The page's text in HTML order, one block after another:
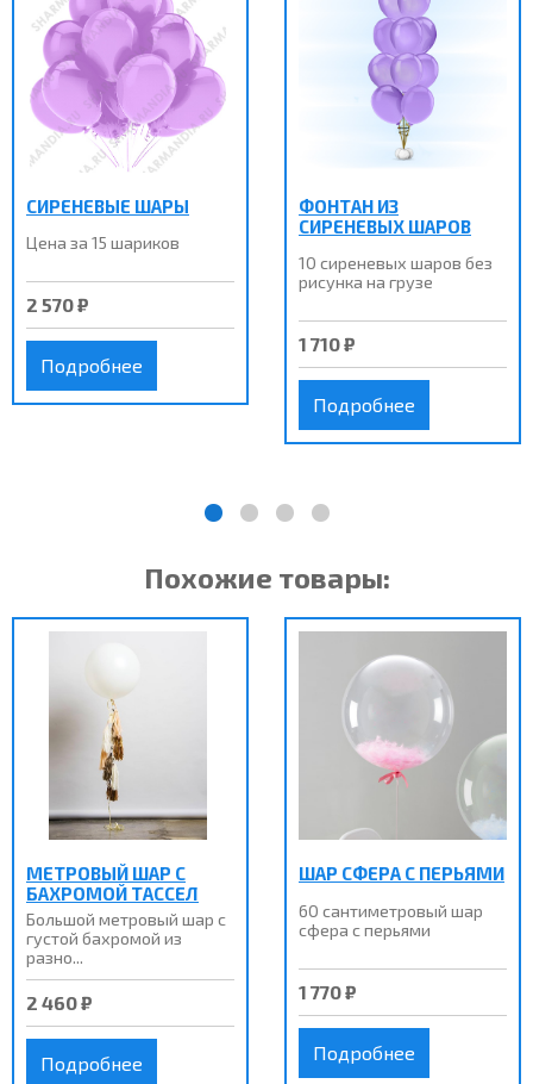
СИРЕНЕВЫЕ ШАРЫ
Цена за 15 шариков
2 570 ₽
Подробнее
ФОНТАН ИЗ
СИРЕНЕВЫХ ШАРОВ
10 сиреневых шаров без
рисунка на грузе
1 710 ₽
Подробнее
Похожие товары:
МЕТРОВЫЙ ШАР С
БАХРОМОЙ ТАССЕЛ
Большой метровый шар с
густой бахромой из
разно...
2 460 ₽
Подробнее
ШАР СФЕРА С ПЕРЬЯМИ
60 сантиметровый шар
сфера с перьями
1 770 ₽
Подробнее